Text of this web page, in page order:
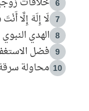
6
7 لَا إِلَهَ إِلَّا
8 الهدي
9 فضل
10 محاولة